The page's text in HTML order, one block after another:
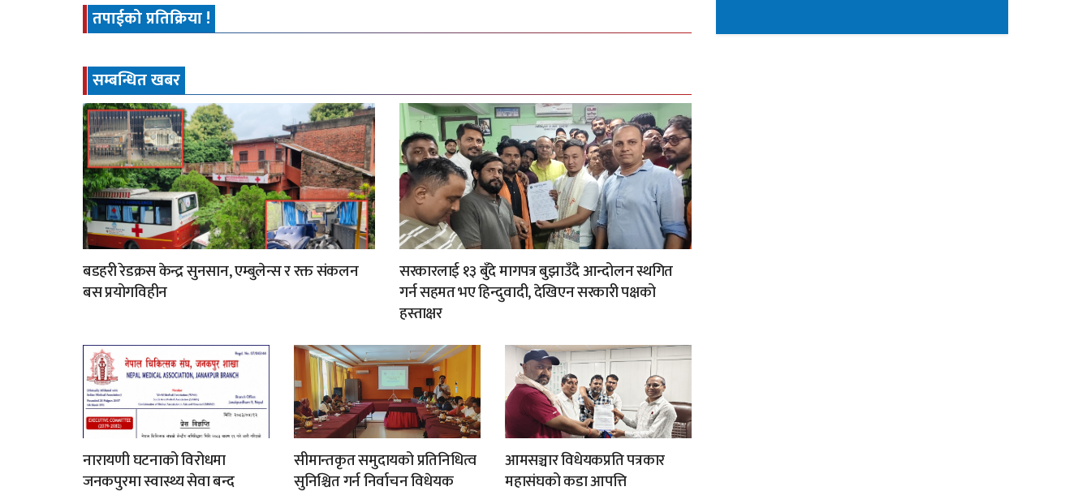
तपाईको प्रतिक्रिया !
सम्बन्धित खबर
बडहरी रेडक्रस केन्द्र सुनसान, एम्बुलेन्स र रक्त संकलन
बस प्रयोगविहीन
सरकारलाई १३ बुँदे मागपत्र बुझाउँदै आन्दोलन स्थगित
गर्न सहमत भए हिन्दुवादी, देखिएन सरकारी पक्षको
हस्ताक्षर
नारायणी घटनाको विरोधमा
जनकपुरमा स्वास्थ्य सेवा बन्द
सीमान्तकृत समुदायको प्रतिनिधित्व
सुनिश्चित गर्न निर्वाचन विधेयक
आमसञ्चार विधेयकप्रति पत्रकार
महासंघको कडा आपत्ति